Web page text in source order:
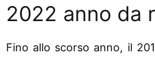
2022 anno da
Fino allo scorso anno, il